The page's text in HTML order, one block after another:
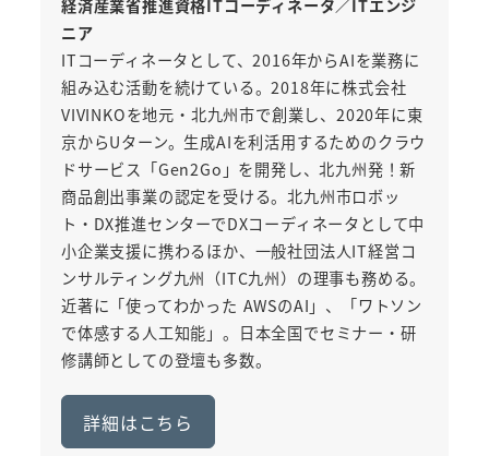
経済産業省推進資格ITコーディネータ／ITエンジ
ニア
ITコーディネータとして、2016年からAIを業務に
組み込む活動を続けている。2018年に株式会社
VIVINKOを地元・北九州市で創業し、2020年に東
京からUターン。生成AIを利活用するためのクラウ
ドサービス「Gen2Go」を開発し、北九州発！新
商品創出事業の認定を受ける。北九州市ロボッ
ト・DX推進センターでDXコーディネータとして中
小企業支援に携わるほか、一般社団法人IT経営コ
ンサルティング九州（ITC九州）の理事も務める。
近著に「使ってわかった AWSのAI」、「ワトソン
で体感する人工知能」。日本全国でセミナー・研
修講師としての登壇も多数。
詳細はこちら